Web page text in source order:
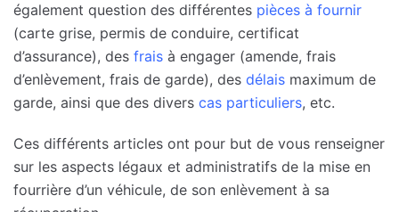
également question des différentes pièces à fournir
(carte grise, permis de conduire, certificat
d’assurance), des frais à engager (amende, frais
d’enlèvement, frais de garde), des délais maximum de
garde, ainsi que des divers cas particuliers, etc.
Ces différents articles ont pour but de vous renseigner
sur les aspects légaux et administratifs de la mise en
fourrière d’un véhicule, de son enlèvement à sa